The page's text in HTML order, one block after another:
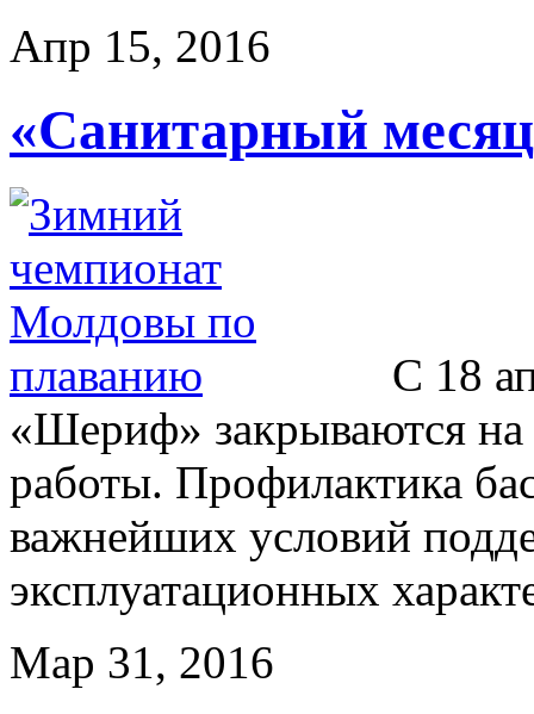
Апр 15, 2016
«Санитарный
С 18
«Шериф» закрываются на
работы. Профилактика
важнейших условий
эксплуатационных
Мар 31, 2016